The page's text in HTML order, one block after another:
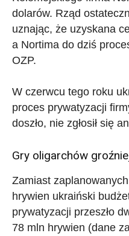
dolarów. Rząd
uznając, że uzyskana
a Nortima do dziś
OZP.
W czerwcu tego roku
proces prywatyzacji
doszło, nie zgłosił się
Gry oligarchów
Zamiast
hrywien ukraiński
prywatyzacji przeszło
78 mln hrywien (dane